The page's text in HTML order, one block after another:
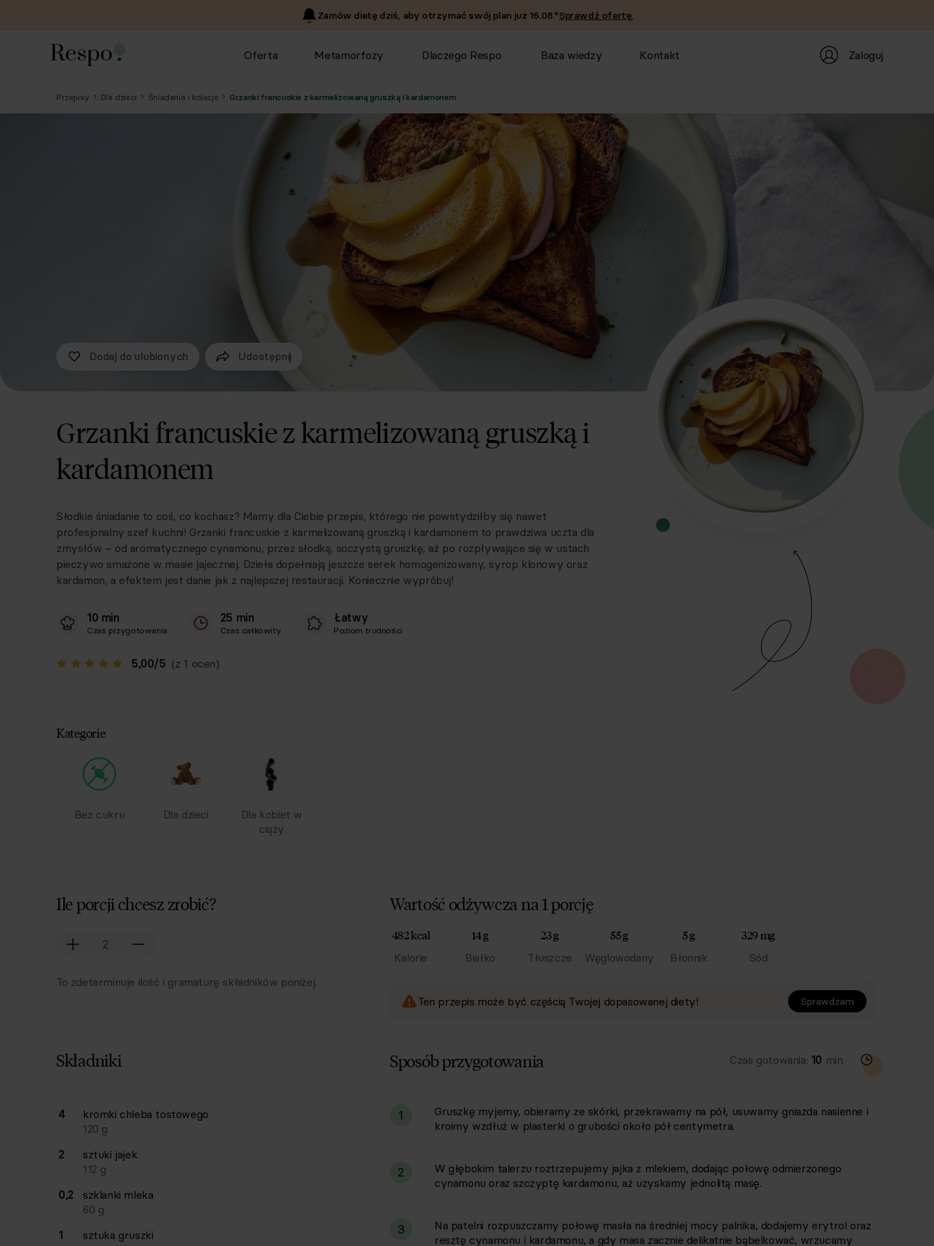
Zamów dietę dziś, aby otrzymać swój plan już 16.08.*Sprawdź ofertę.
Oferta Metamorfozy Dlaczego Respo Baza wiedzy Kontakt Zaloguj
Przepisy Dla dzieci Śniadania i kolacje Grzanki francuskie z karmelizowaną gruszką i kardamonem
Dodaj do ulubionych Udostępnij
Grzanki francuskie z karmelizowaną gruszką i
kardamonem
Słodkie śniadanie to coś, co kochasz? Mamy dla Ciebie przepis, którego nie powstydziłby się nawet
profesjonalny szef kuchni! Grzanki francuskie z karmelizowaną gruszką i kardamonem to prawdziwa uczta dla
zmysłów – od aromatycznego cynamonu, przez słodką, soczystą gruszkę, aż po rozpływające się w ustach
pieczywo smażone w masie jajecznej. Dzieła dopełniają jeszcze serek homogenizowany, syrop klonowy oraz
kardamon, a efektem jest danie jak z najlepszej restauracji. Koniecznie wypróbuj!
10 min
Czas przygotowania
25 min
Czas całkowity
Łatwy
Poziom trudności
5,00/5 (z 1 ocen)
Kategorie
Bez cukru Dla dzieci
Dla kobiet w
ciąży
Ile porcji chcesz zrobić?
To zdeterminuje ilość i gramaturę składników poniżej.
Wartość odżywcza na 1 porcję
482 kcal
Kalorie
14 g
Białko
23 g
Tłuszcze
55 g
Węglowodany
5 g
Błonnik
329 mg
Sód
Ten przepis może być częścią Twojej dopasowanej diety! Sprawdzam
Składniki
Lista składników przepisu z ilościami i wagami
Ilość Składnik
4 kromki chleba tostowego
120 g
2
sztuki jajek
112 g
0,2
szklanki mleka
60 g
1
sztuka gruszki
Sposób przygotowania Czas gotowania: 10 min.
1
Gruszkę myjemy, obieramy ze skórki, przekrawamy na pół, usuwamy gniazda nasienne i
kroimy wzdłuż w plasterki o grubości około pół centymetra.
2
W głębokim talerzu roztrzepujemy jajka z mlekiem, dodając połowę odmierzonego
cynamonu oraz szczyptę kardamonu, aż uzyskamy jednolitą masę.
3
Na patelni rozpuszczamy połowę masła na średniej mocy palnika, dodajemy erytrol oraz
resztę cynamonu i kardamonu, a gdy masa zacznie delikatnie bąbelkować, wrzucamy